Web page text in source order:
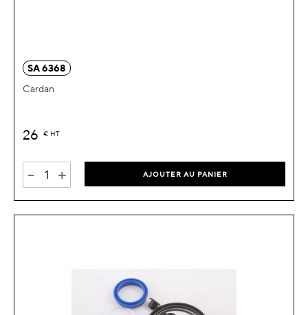
SA 6368
Cardan
26 € HT
- + AJOUTER AU PANIER